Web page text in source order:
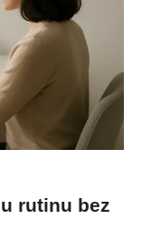
rutinu bez